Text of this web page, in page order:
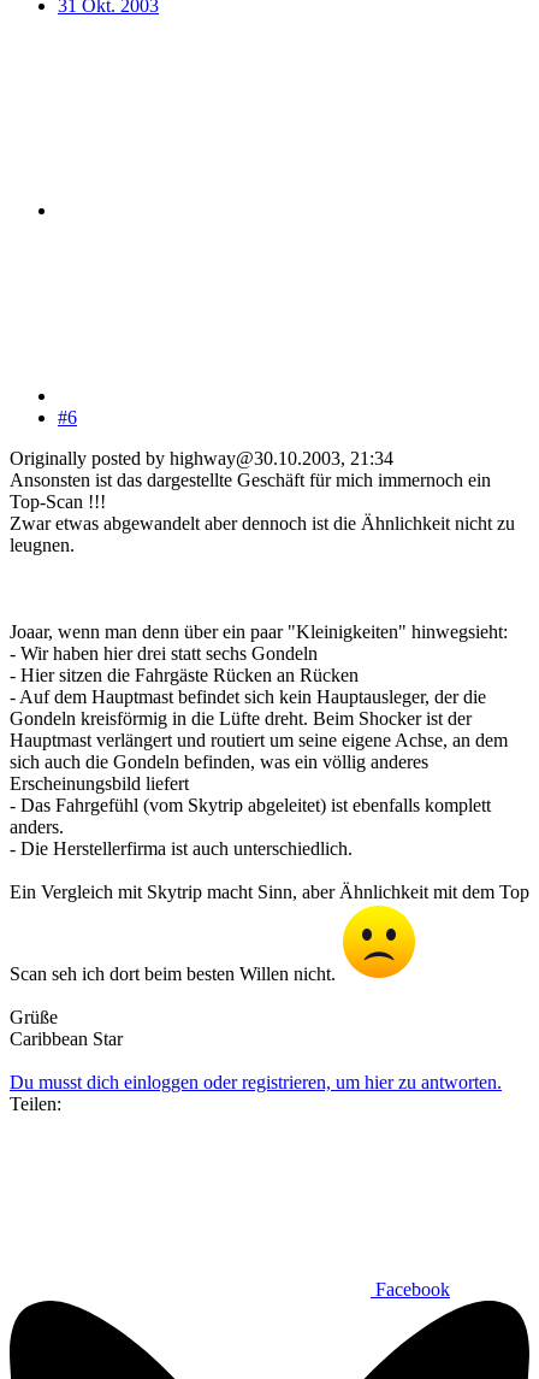
31 Okt. 2003
#6
Originally posted by highway@30.10.2003, 21:34
Ansonsten ist das dargestellte Geschäft für mich immernoch ein
Top-Scan !!!
Zwar etwas abgewandelt aber dennoch ist die Ähnlichkeit nicht zu
leugnen.
Joaar, wenn man denn über ein paar "Kleinigkeiten" hinwegsieht:
- Wir haben hier drei statt sechs Gondeln
- Hier sitzen die Fahrgäste Rücken an Rücken
- Auf dem Hauptmast befindet sich kein Hauptausleger, der die
Gondeln kreisförmig in die Lüfte dreht. Beim Shocker ist der
Hauptmast verlängert und routiert um seine eigene Achse, an dem
sich auch die Gondeln befinden, was ein völlig anderes
Erscheinungsbild liefert
- Das Fahrgefühl (vom Skytrip abgeleitet) ist ebenfalls komplett
anders.
- Die Herstellerfirma ist auch unterschiedlich.
Ein Vergleich mit Skytrip macht Sinn, aber Ähnlichkeit mit dem Top
Scan seh ich dort beim besten Willen nicht.
Grüße
Caribbean Star
Du musst dich einloggen oder registrieren, um hier zu antworten.
Teilen:
Facebook